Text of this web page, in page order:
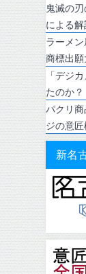
鬼滅の
による解
ラーメ
商標出願
「デジ
たのか？
パクリ
ジの意
新名